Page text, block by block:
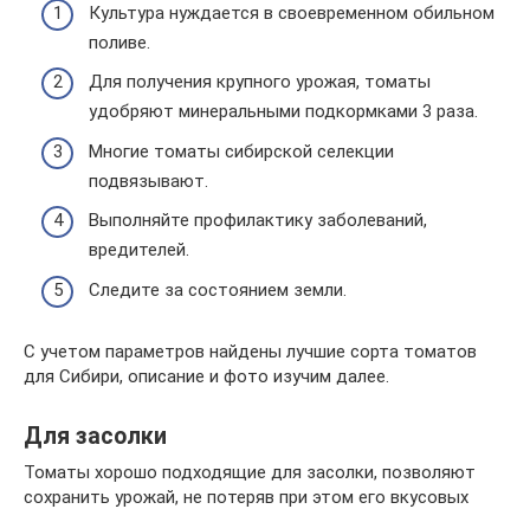
Культура нуждается в своевременном обильном
поливе.
Для получения крупного урожая, томаты
удобряют минеральными подкормками 3 раза.
Многие томаты сибирской селекции
подвязывают.
Выполняйте профилактику заболеваний,
вредителей.
Следите за состоянием земли.
С учетом параметров найдены лучшие сорта томатов
для Сибири, описание и фото изучим далее.
Для засолки
Томаты хорошо подходящие для засолки, позволяют
сохранить урожай, не потеряв при этом его вкусовых